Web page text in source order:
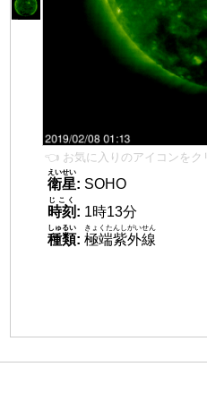
👈 お気に入りのアイコンをク
衛星
えいせい
: SOHO
時刻
じこく
: 1時13分
種類
しゅるい
: 極端紫外線
きょくたんしがいせん